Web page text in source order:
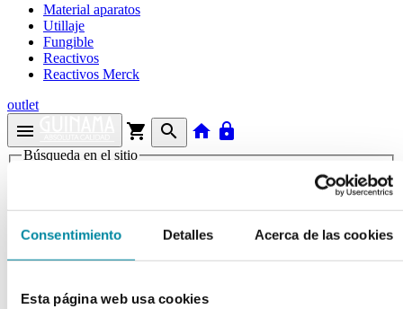
Consentimiento Detalles Acerca de las cookies
Esta página web usa cookies
Material aparatos
Utillaje
Fungible
Reactivos
Reactivos Merck
outlet
menu shopping_cart search home lock
Búsqueda en el sitio
Inicio >>
Ficha de producto